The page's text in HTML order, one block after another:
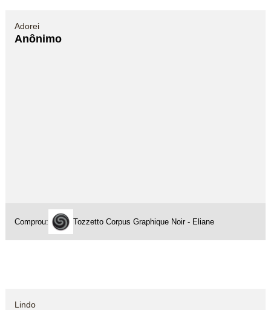
Adorei
Anônimo
Comprou: Tozzetto Corpus Graphique Noir - Eliane
Lindo